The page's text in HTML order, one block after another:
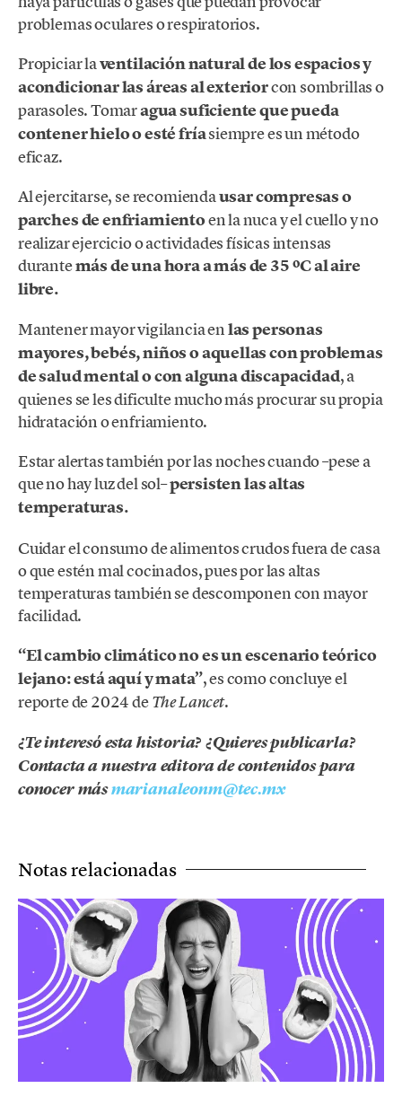
problemas oculares o respiratorios.
Propiciar laventilación natural de los espacios y
acondicionar las áreas al exteriorcon sombrillas o
parasoles. Tomaragua suficiente que pueda
contener hielo o esté fríasiempre es un método
eficaz.
Al ejercitarse, se recomiendausar compresas o
parches de enfriamientoen la nuca y el cuello y no
realizar ejercicio o actividades físicas intensas
durantemás de una hora a más de 35 ºC al aire
libre.
Mantener mayor vigilancia enlas personas
mayores, bebés, niños o aquellas con problemas
de salud mental o con alguna discapacidad, a
quienes se les dificulte mucho más procurar su propia
hidratación o enfriamiento.
Estar alertas también por las noches cuando –pese a
que no hay luz del sol–persisten las altas
temperaturas.
Cuidar el consumo de alimentos crudos fuera de casa
o que estén mal cocinados, pues por las altas
temperaturas también se descomponen con mayor
facilidad.
“El cambio climático no es un escenario teórico
lejano: está aquí y mata”, es como concluye el
reporte de 2024 deThe Lancet.
¿Te interesó esta historia? ¿Quieres publicarla?
Contacta a nuestra editora de contenidos para
conocer másmarianaleonm@tec.mx
Notas relacionadas